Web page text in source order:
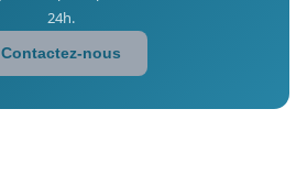
24h.
Contactez-nous